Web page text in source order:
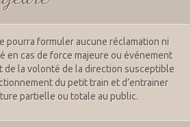
pourra formuler aucune réclamation ni
en cas de force majeure ou événement
de la volonté de la direction susceptible
du petit train et d’entrainer
partielle ou totale au public.